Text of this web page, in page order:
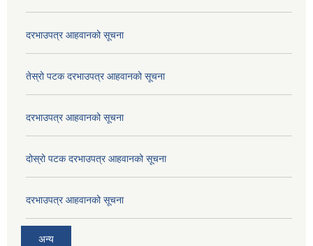
दरभाउपत्र आहवानको सूचना
तेस्रो पटक दरभाउपत्र आहवानको सूचना
दरभाउपत्र आहवानको सूचना
दोस्रो पटक दरभाउपत्र आहवानको सूचना
दरभाउपत्र आहवानको सूचना
अन्य